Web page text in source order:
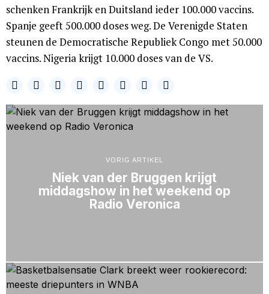
schenken Frankrijk en Duitsland ieder 100.000 vaccins.
Spanje geeft 500.000 doses weg. De Verenigde Staten
steunen de Democratische Republiek Congo met 50.000
vaccins. Nigeria krijgt 10.000 doses van de VS.
VORIG ARTIKEL
Niek van der Bruggen krijgt
middagshow in het weekend op
Radio Veronica